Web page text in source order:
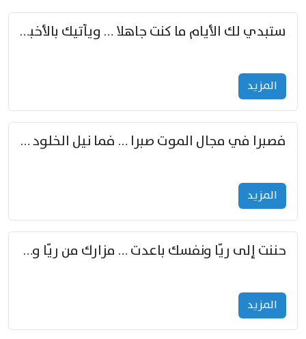
ستبدي لك الأيام ما كنت جاهلا … ويأتيك بالأخبار من لم تزوّد
المزید
فصبرا في مجال الموت صبرا … فما نيل الخلود بمستطاع
المزید
حننت إلى ريّا ونفسك باعدت … مزارك من ريّا وشعباكما معا
المزید